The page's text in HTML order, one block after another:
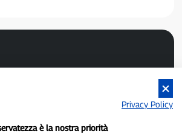
1/2021 vom 1.2.2021 – Gericht Pavia.
Privacy Policy
è la nostra priorità